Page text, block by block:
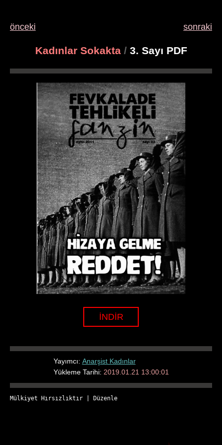
önceki sonraki
Kadınlar Sokakta /3. Sayı PDF
İNDİR
Yayımcı: Anarşist Kadınlar
Yükleme Tarihi: 2019.01.21 13:00:01
Mülkiyet Hırsızlıktır Düzenle